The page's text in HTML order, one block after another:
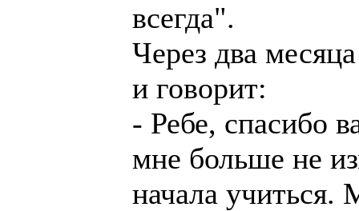
всегда".
Через два
и говорит:
- Ребе, спасибо
мне больше не
начала учиться.